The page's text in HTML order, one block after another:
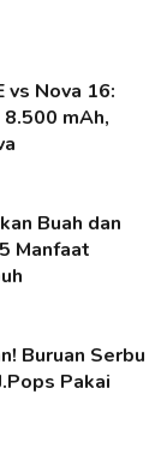
vs Nova 16:
mAh,
Buah dan
Manfaat
Buruan Serbu
Pakai